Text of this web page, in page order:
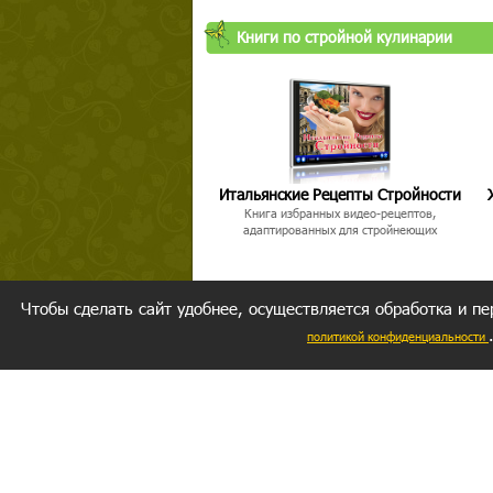
Книги по стройной кулинарии
Итальянские Рецепты Стройности
Книга избранных видео-рецептов,
адаптированных для стройнеющих
Чтобы сделать сайт удобнее, осуществляется обработка и
политикой конфиденциальности